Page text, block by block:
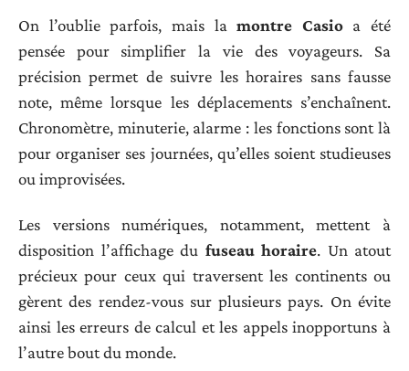
On l’oublie parfois, mais lamontre Casioa été
pensée pour simplifier la vie des voyageurs. Sa
précision permet de suivre les horaires sans fausse
note, même lorsque les déplacements s’enchaînent.
Chronomètre, minuterie, alarme : les fonctions sont là
pour organiser ses journées, qu’elles soient studieuses
ou improvisées.
Les versions numériques, notamment, mettent à
disposition l’affichage du fuseau horaire. Un atout
précieux pour ceux qui traversent les continents ou
gèrent des rendez-vous sur plusieurs pays. On évite
ainsi les erreurs de calcul et les appels inopportuns à
l’autre bout du monde.